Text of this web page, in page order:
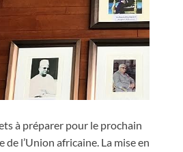
à préparer pour le prochain
de l’Union africaine. La mise en